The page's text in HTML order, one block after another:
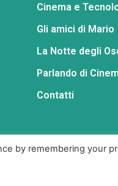
Cinema e
Gli amici di Mario
La Notte degli
Parlando di
Contatti
by remembering your